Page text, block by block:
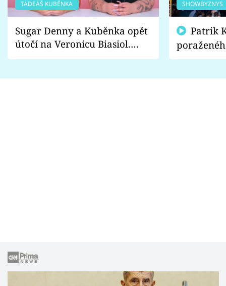
TADEÁŠ KUBĚNKA
Sugar Denny a Kuběnka opět
útočí na Veronicu Biasiol.
Proč je podle nich falešná a
SHOWBYZNYS
fanoušci